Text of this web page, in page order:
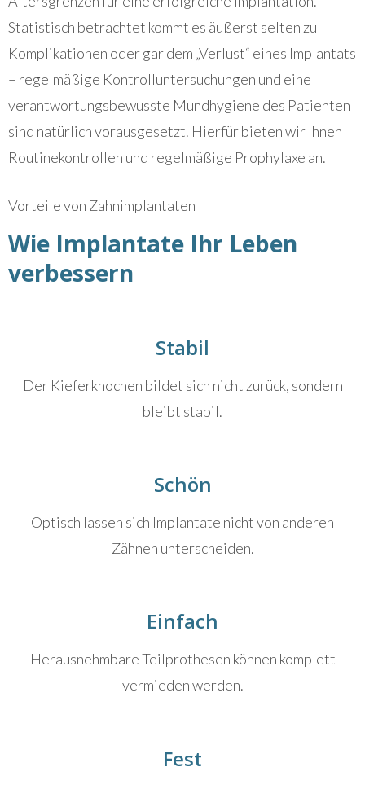
Statistisch betrachtet kommt es äußerst selten zu
Komplikationen oder gar dem „Verlust“ eines Implantats
– regelmäßige Kontrolluntersuchungen und eine
verantwortungsbewusste Mundhygiene des Patienten
sind natürlich vorausgesetzt. Hierfür bieten wir Ihnen
Routinekontrollen und regelmäßige Prophylaxe an.
Vorteile von Zahnimplantaten
Wie Implantate Ihr Leben
verbessern
Stabil
Der Kieferknochen bildet sich nicht zurück, sondern
bleibt stabil.
Schön
Optisch lassen sich Implantate nicht von anderen
Zähnen unterscheiden.
Einfach
Herausnehmbare Teilprothesen können komplett
vermieden werden.
Fest